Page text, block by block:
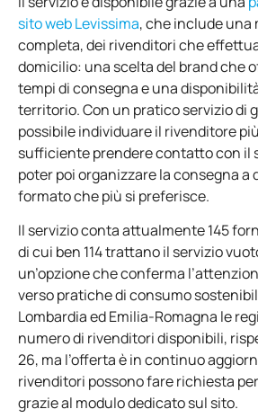
sito web Levissima, che include una
completa, dei rivenditori che
domicilio: una scelta del brand che
tempi di consegna e una
territorio. Con un pratico servizio di
possibile individuare il rivenditore
sufficiente prendere contatto con il
poter poi organizzare la consegna a
formato che più si preferisce.
Il servizio conta attualmente 145
di cui ben 114 trattano il servizio
un’opzione che conferma
verso pratiche di consumo
Lombardia ed Emilia-Romagna le
numero di rivenditori disponibili,
26, ma l’offerta è in continuo
rivenditori possono fare richiesta
grazie al modulo dedicato sul sito.